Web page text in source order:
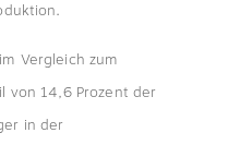
Vergleich zum
von 14,6 Prozent der
in der